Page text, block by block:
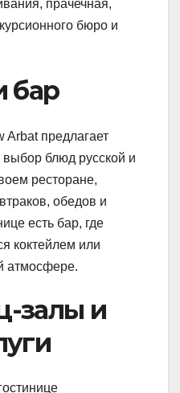
прачечная,
бюро и
бар
Arbat предлагает
блюд русской и
ресторане,
обедов и
есть бар, где
коктейлем или
атмосфере.
залы и